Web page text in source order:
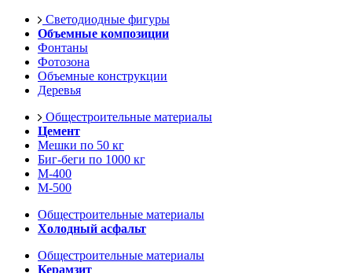
Светодиодные фигуры
Объемные композиции
Фонтаны
Фотозона
Объемные конструкции
Деревья
Общестроительные материалы
Цемент
Мешки по 50 кг
Биг-беги по 1000 кг
М-400
М-500
Общестроительные материалы
Холодный асфальт
Общестроительные материалы
Керамзит